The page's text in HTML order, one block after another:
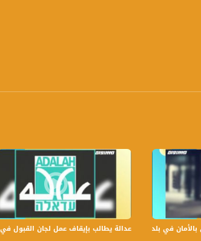
عدالة يطالب بإيقاف عمل لجان القبول في